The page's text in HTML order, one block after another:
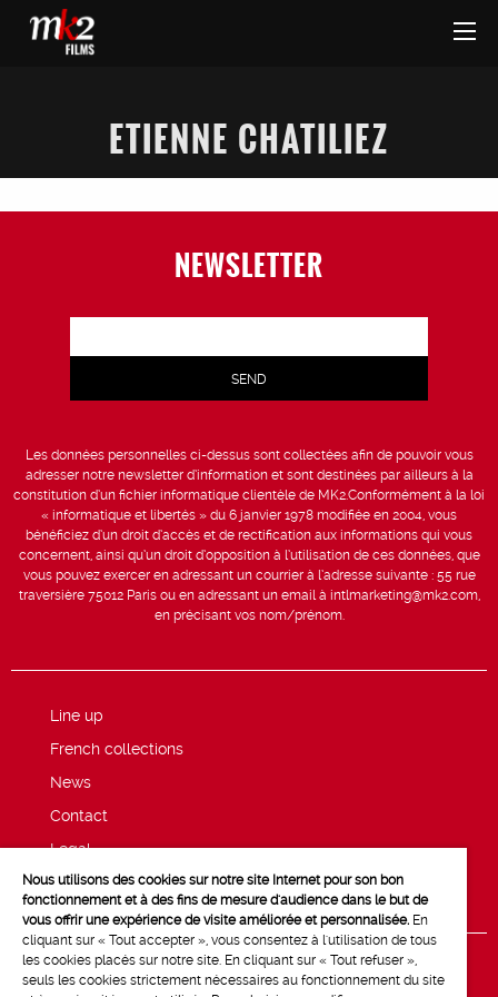
ETIENNE CHATILIEZ
NEWSLETTER
Les données personnelles ci-dessus sont collectées afin de pouvoir vous
adresser notre newsletter d’information et sont destinées par ailleurs à la
constitution d’un fichier informatique clientèle de MK2.Conformément à la loi
« informatique et libertés » du 6 janvier 1978 modifiée en 2004, vous
bénéficiez d’un droit d’accès et de rectification aux informations qui vous
concernent, ainsi qu’un droit d’opposition à l’utilisation de ces données, que
vous pouvez exercer en adressant un courrier à l’adresse suivante : 55 rue
traversière 75012 Paris ou en adressant un email à intlmarketing@mk2.com,
en précisant vos nom/prénom.
Line up
French collections
News
Contact
Legal
Privacy and cookie policy
Nous utilisons des cookies sur notre site Internet pour son bon
fonctionnement et à des fins de mesure d'audience dans le but de
vous offrir une expérience de visite améliorée et personnalisée. En
cliquant sur « Tout accepter », vous consentez à l'utilisation de tous
les cookies placés sur notre site. En cliquant sur « Tout refuser »,
seuls les cookies strictement nécessaires au fonctionnement du site